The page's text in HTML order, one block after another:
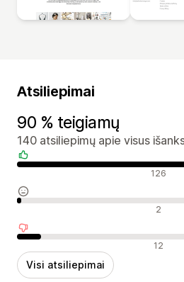
Atsiliepimai
90 % teigiamų
140 atsiliepimų apie visus
Teigiami atsiliepimai 126
Neutralūs atsiliepimai 2
Neigiami atsiliepimai 12
Visi atsiliepimai